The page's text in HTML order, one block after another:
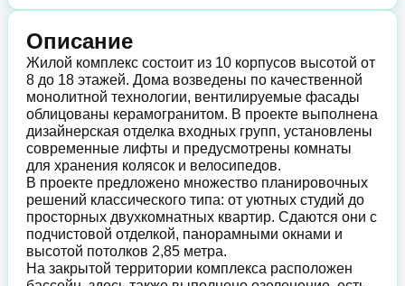
Описание
Жилой комплекс состоит из 10 корпусов высотой от
8 до 18 этажей. Дома возведены по качественной
монолитной технологии, вентилируемые фасады
облицованы керамогранитом. В проекте выполнена
дизайнерская отделка входных групп, установлены
современные лифты и предусмотрены комнаты
для хранения колясок и велосипедов.
В проекте предложено множество планировочных
решений классического типа: от уютных студий до
просторных двухкомнатных квартир. Сдаются они с
подчистовой отделкой, панорамными окнами и
высотой потолков 2,85 метра.
На закрытой территории комплекса расположен